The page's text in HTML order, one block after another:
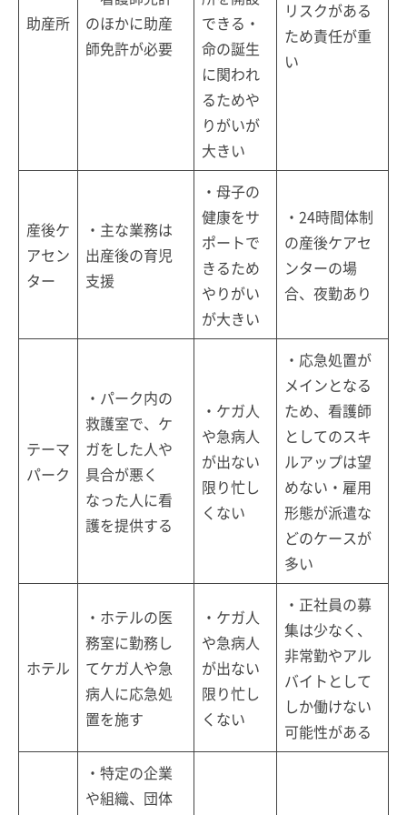
助産所
のほかに助産
師免許が必要
できる・
命の誕生
に関われ
るためや
りがいが
大きい
リスクがある
ため責任が重
い
産後ケ
アセン
ター
・主な業務は
出産後の育児
支援
・母子の
健康をサ
ポートで
きるため
やりがい
が大きい
・24時間体制
の産後ケアセ
ンターの場
合、夜勤あり
テーマ
パーク
・パーク内の
救護室で、ケ
ガをした人や
具合が悪く
なった人に看
護を提供する
・ケガ人
や急病人
が出ない
限り忙し
くない
・応急処置が
メインとなる
ため、看護師
としてのスキ
ルアップは望
めない・雇用
形態が派遣な
どのケースが
多い
ホテル
・ホテルの医
務室に勤務し
てケガ人や急
病人に応急処
置を施す
・ケガ人
や急病人
が出ない
限り忙し
くない
・正社員の募
集は少なく、
非常勤やアル
バイトとして
しか働けない
可能性がある
・特定の企業
や組織、団体